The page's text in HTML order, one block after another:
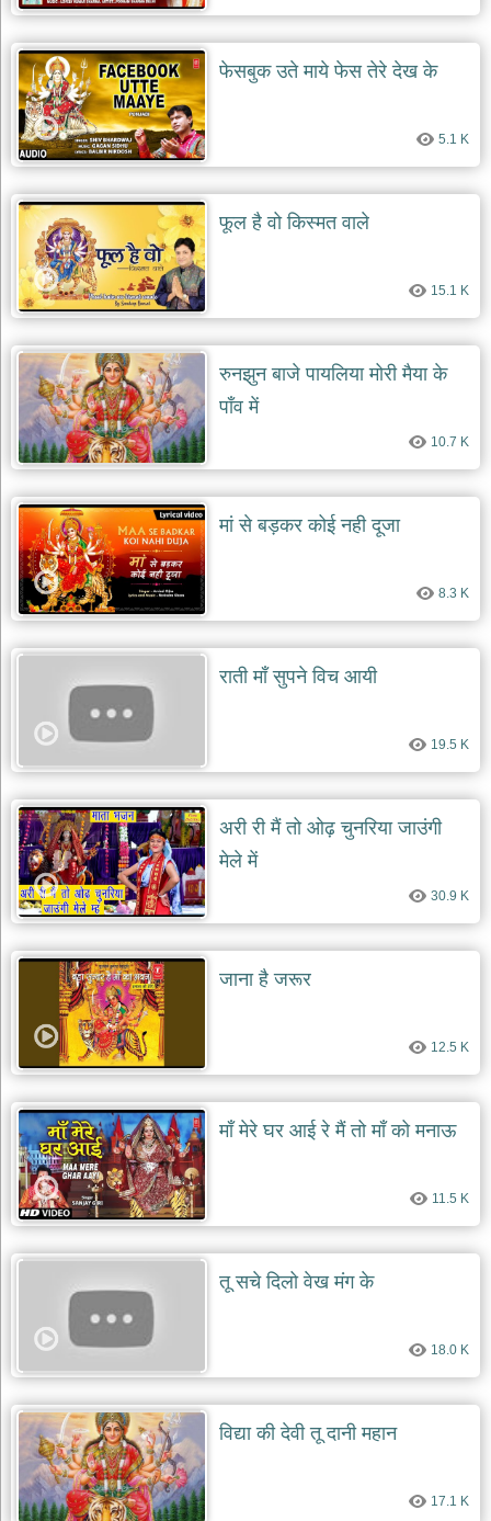
बावा
लाल
दयाल
भजन
bawa
lal
dayal
bhajans
देव
भजन
shani
dev
bhajans
आज
भजन
bhajan
of
the
day
भजन
जोड़ें
add
bhajans
फेसबुक उते माये फेस तेरे देख के
5.1 K
फूल है वो किस्मत वाले
15.1 K
रुनझुन बाजे पायलिया मोरी मैया के
पाँव में
10.7 K
मां से बड़कर कोई नही दूजा
8.3 K
राती माँ सुपने विच आयी
19.5 K
अरी री मैं तो ओढ़ चुनरिया जाउंगी
मेले में
30.9 K
जाना है जरूर
12.5 K
माँ मेरे घर आई रे मैं तो माँ को मनाऊ
11.5 K
तू सचे दिलो वेख मंग के
18.0 K
विद्या की देवी तू दानी महान
17.1 K